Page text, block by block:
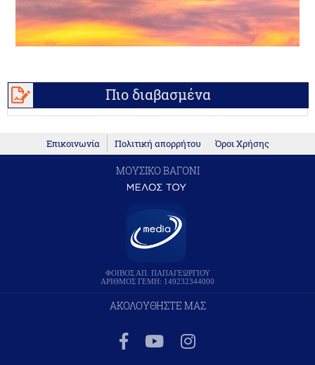
Πιο διαβασμένα
Επικοινωνία Πολιτική απορρήτου Όροι Χρήσης
ΜΟΥΣΙΚΟ ΒΑΓΟΝΙ
ΦΟΙΒΟΣ ΑΠ. ΠΑΠΑΓΕΩΡΓΙΟΥ
ΑΡΙΘΜΟΣ ΓΕΜΗ: 149232344000
ΑΚΟΛΟΥΘΗΣΤΕ ΜΑΣ